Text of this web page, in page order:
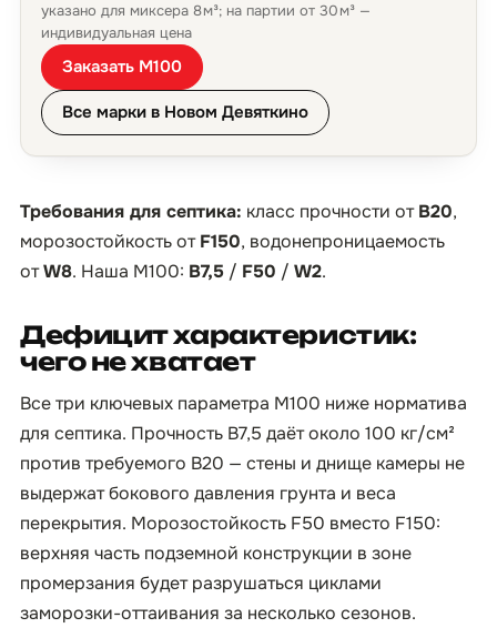
указано для миксера 8 м³; на партии от 30 м³ —
индивидуальная цена
Заказать М100
Все марки в Новом Девяткино
Требования для септика: класс прочности отB20,
морозостойкость отF150, водонепроницаемость
отW8. Наша М100: B7,5 / F50 / W2.
Дефицит характеристик:
чего не хватает
Все три ключевых параметра М100 ниже норматива
для септика. Прочность B7,5 даёт около 100 кг/см²
против требуемого B20 — стены и днище камеры не
выдержат бокового давления грунта и веса
перекрытия. Морозостойкость F50 вместо F150:
верхняя часть подземной конструкции в зоне
промерзания будет разрушаться циклами
заморозки-оттаивания за несколько сезонов.